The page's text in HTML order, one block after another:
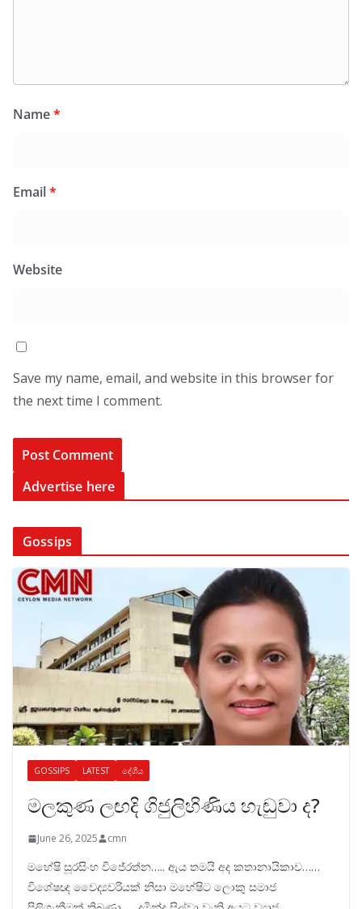
Name*
Email*
Website
Save my name, email, and website in this browser for
the next time I comment.
Advertise here
Gossips
GOSSIPS LATEST දේශීය
මලකුණ ලඟදි ගිජුලිහිණිය හැඬුවා ද?
June 26, 2025 cmn
මහේෂි සූරසිංහ විජේරත්න….. ඇය තමයි අද කතානායිකාව……
විශේෂඥ වෛද්‍යවරියක් නිසා මහේෂිට ලොකු සමාජ